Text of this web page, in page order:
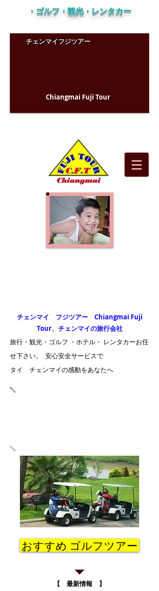
・ゴルフ・観光・レンタカー
チェンマイフジツアー
Chiangmai Fuji Tour
チェンマイ フジツアー Chiangmai Fuji
Tour、チェンマイの旅行会社
旅行・観光・ゴルフ ・ホテル・ レンタカーお任
せ下さい。 安心安全サービスで
​タイ チェンマイの感動をあなたへ
おすすめ ゴルフツアー
【 最新情報 】